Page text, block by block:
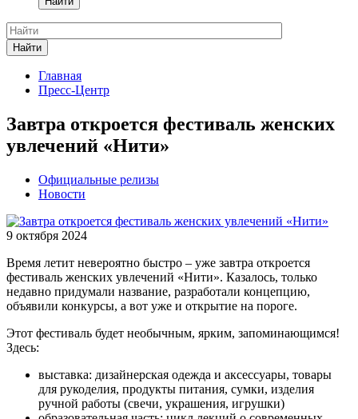
Найти
Главная
Пресс-Центр
Завтра откроется фестиваль женских
увлечений «Нити»
Официальные релизы
Новости
9 октября 2024
Время летит невероятно быстро – уже завтра откроется
фестиваль женских увлечений «Нити». Казалось, только
недавно придумали название, разработали концепцию,
объявили конкурсы, а вот уже и открытие на пороге.
Этот фестиваль будет необычным, ярким, запоминающимся!
Здесь:
выставка: дизайнерская одежда и аксессуары, товары
для рукоделия, продукты питания, сумки, изделия
ручной работы (свечи, украшения, игрушки)